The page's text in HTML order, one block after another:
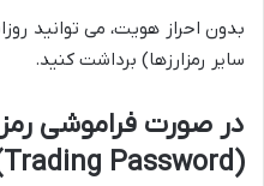
سایر رمزارزها) برداشت کنید.
در صورت فراموشی رمز
(Trading Password) چه باید کرد؟